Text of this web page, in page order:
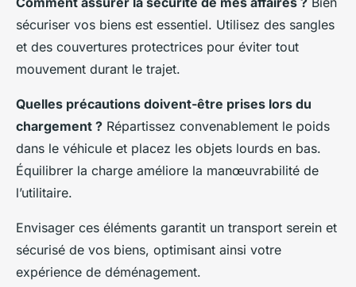
sécuriser vos biens est essentiel. Utilisez des sangles
et des couvertures protectrices pour éviter tout
mouvement durant le trajet.
Quelles précautions doivent-être prises lors du
chargement ? Répartissez convenablement le poids
dans le véhicule et placez les objets lourds en bas.
Équilibrer la charge améliore la manœuvrabilité de
l’utilitaire.
Envisager ces éléments garantit un transport serein et
sécurisé de vos biens, optimisant ainsi votre
expérience de déménagement.